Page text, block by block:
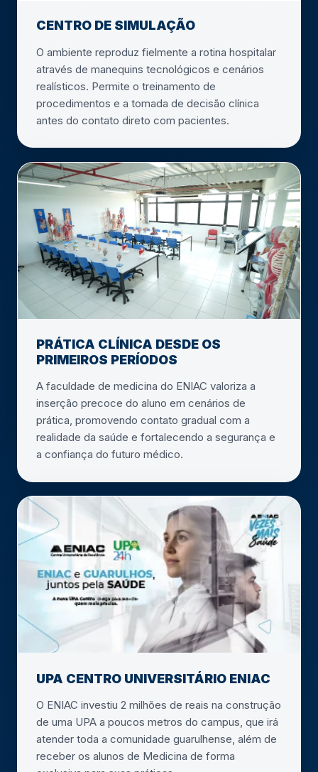
CENTRO DE SIMULAÇÃO
O ambiente reproduz fielmente a rotina hospitalar
através de manequins tecnológicos e cenários
realísticos. Permite o treinamento de
procedimentos e a tomada de decisão clínica
antes do contato direto com pacientes.
PRÁTICA CLÍNICA DESDE OS
PRIMEIROS PERÍODOS
A faculdade de medicina do ENIAC valoriza a
inserção precoce do aluno em cenários de
prática, promovendo contato gradual com a
realidade da saúde e fortalecendo a segurança e
a confiança do futuro médico.
UPA CENTRO UNIVERSITÁRIO ENIAC
O ENIAC investiu 2 milhões de reais na construção
de uma UPA a poucos metros do campus, que irá
atender toda a comunidade guarulhense, além de
receber os alunos de Medicina de forma